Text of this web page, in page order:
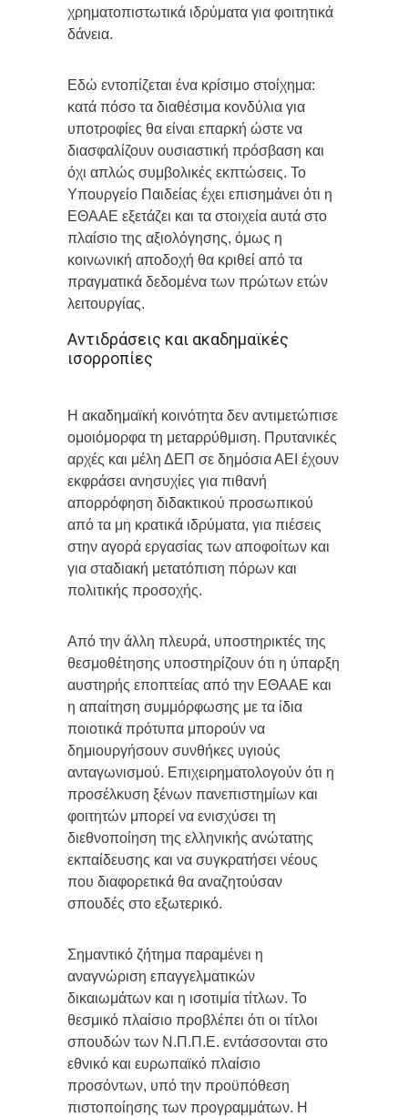
χρηματοπιστωτικά ιδρύματα για φοιτητικά
δάνεια.
Εδώ εντοπίζεται ένα κρίσιμο στοίχημα:
κατά πόσο τα διαθέσιμα κονδύλια για
υποτροφίες θα είναι επαρκή ώστε να
διασφαλίζουν ουσιαστική πρόσβαση και
όχι απλώς συμβολικές εκπτώσεις. Το
Υπουργείο Παιδείας έχει επισημάνει ότι η
ΕΘΑΑΕ εξετάζει και τα στοιχεία αυτά στο
πλαίσιο της αξιολόγησης, όμως η
κοινωνική αποδοχή θα κριθεί από τα
πραγματικά δεδομένα των πρώτων ετών
λειτουργίας.
Αντιδράσεις και ακαδημαϊκές
ισορροπίες
Η ακαδημαϊκή κοινότητα δεν αντιμετώπισε
ομοιόμορφα τη μεταρρύθμιση. Πρυτανικές
αρχές και μέλη ΔΕΠ σε δημόσια ΑΕΙ έχουν
εκφράσει ανησυχίες για πιθανή
απορρόφηση διδακτικού προσωπικού
από τα μη κρατικά ιδρύματα, για πιέσεις
στην αγορά εργασίας των αποφοίτων και
για σταδιακή μετατόπιση πόρων και
πολιτικής προσοχής.
Από την άλλη πλευρά, υποστηρικτές της
θεσμοθέτησης υποστηρίζουν ότι η ύπαρξη
αυστηρής εποπτείας από την ΕΘΑΑΕ και
η απαίτηση συμμόρφωσης με τα ίδια
ποιοτικά πρότυπα μπορούν να
δημιουργήσουν συνθήκες υγιούς
ανταγωνισμού. Επιχειρηματολογούν ότι η
προσέλκυση ξένων πανεπιστημίων και
φοιτητών μπορεί να ενισχύσει τη
διεθνοποίηση της ελληνικής ανώτατης
εκπαίδευσης και να συγκρατήσει νέους
που διαφορετικά θα αναζητούσαν
σπουδές στο εξωτερικό.
Σημαντικό ζήτημα παραμένει η
αναγνώριση επαγγελματικών
δικαιωμάτων και η ισοτιμία τίτλων. Το
θεσμικό πλαίσιο προβλέπει ότι οι τίτλοι
σπουδών των Ν.Π.Π.Ε. εντάσσονται στο
εθνικό και ευρωπαϊκό πλαίσιο
προσόντων, υπό την προϋπόθεση
πιστοποίησης των προγραμμάτων. Η